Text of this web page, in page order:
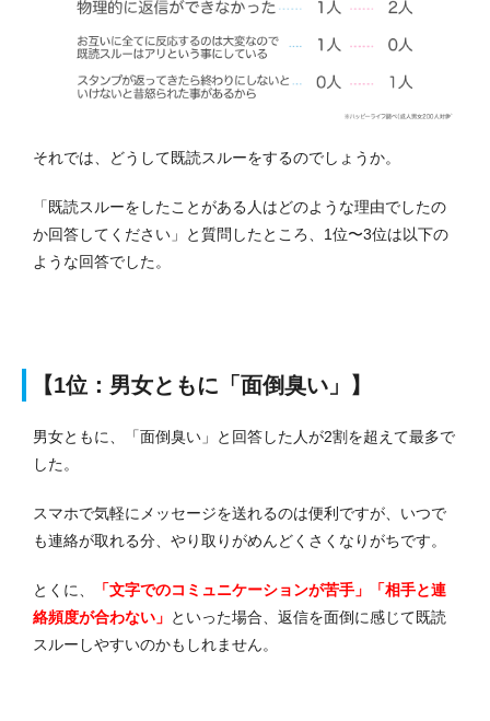
それでは、どうして既読スルーをするのでしょうか。
「既読スルーをしたことがある人はどのような理由でしたの
か回答してください」と質問したところ、1位〜3位は以下の
ような回答でした。
【1位：男女ともに「面倒臭い」】
男女ともに、「面倒臭い」と回答した人が2割を超えて最多で
した。
スマホで気軽にメッセージを送れるのは便利ですが、いつで
も連絡が取れる分、やり取りがめんどくさくなりがちです。
とくに、
「文字でのコミュニケーションが苦手」「相手と連
絡頻度が合わない」 といった場合、返信を面倒に感じて既読
スルーしやすいのかもしれません。